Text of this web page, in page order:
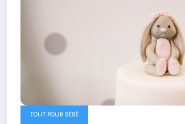
TOUT POUR BÉBÉ